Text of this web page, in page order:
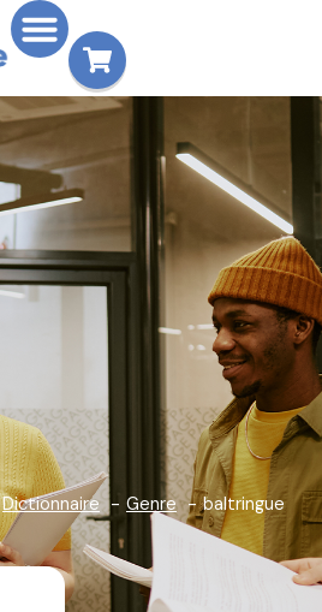
Dictionnaire Genre baltringue